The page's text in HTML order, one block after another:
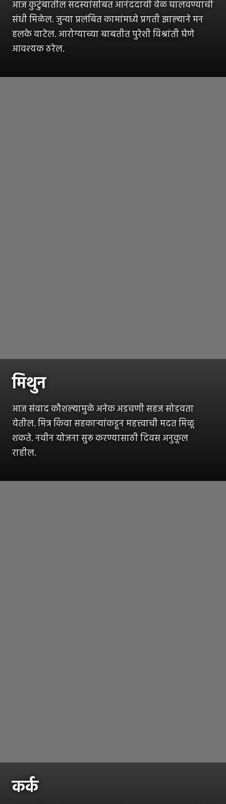
आज कुटुंबातील सदस्यांसोबत आनंददायी वेळ घालवण्याची
संधी मिळेल. जुन्या प्रलंबित कामांमध्ये प्रगती झाल्याने मन
हलके वाटेल. आरोग्याच्या बाबतीत पुरेशी विश्रांती घेणे
आवश्यक ठरेल.
मिथुन
आज संवाद कौशल्यामुळे अनेक अडचणी सहज सोडवता
येतील. मित्र किंवा सहकाऱ्यांकडून महत्त्वाची मदत मिळू
शकते. नवीन योजना सुरू करण्यासाठी दिवस अनुकूल
राहील.
कर्क